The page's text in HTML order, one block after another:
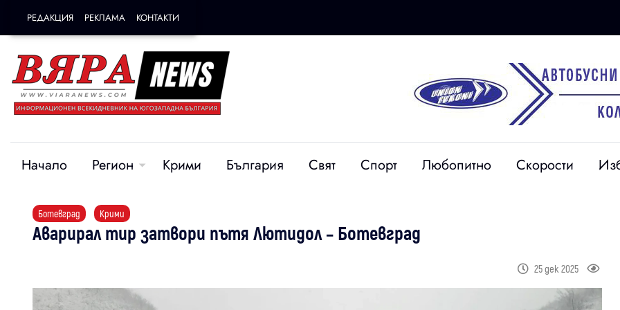
РЕДАКЦИЯ РЕКЛАМА КОНТАКТИ
Начало Регион Крими България Свят Спорт Любопитно Скорости
Ботевград Крими
Аварирал тир затвори пътя Лютидол – Ботевград
25 дек 2025